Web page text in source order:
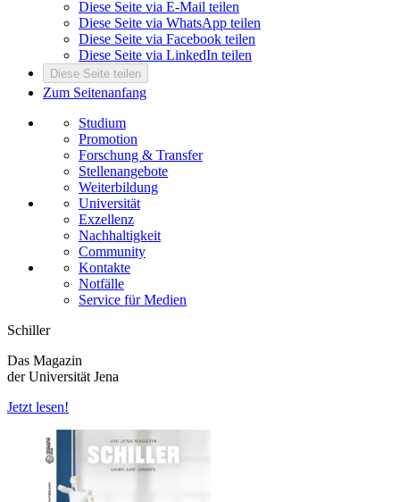
Diese Seite via E-Mail teilen
Diese Seite via WhatsApp teilen
Diese Seite via Facebook teilen
Diese Seite via LinkedIn teilen
Diese Seite teilen
Zum Seitenanfang
Studium
Promotion
Forschung & Transfer
Stellenangebote
Weiterbildung
Universität
Exzellenz
Nachhaltigkeit
Community
Kontakte
Notfälle
Service für Medien
Schiller
Das Magazin
der Universität Jena
Jetzt lesen!